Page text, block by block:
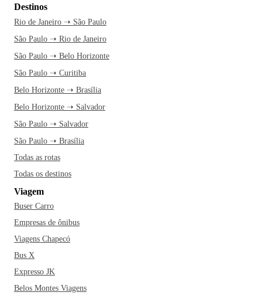
Destinos
Rio de Janeiro ➝ São Paulo
São Paulo ➝ Rio de Janeiro
São Paulo ➝ Belo Horizonte
São Paulo ➝ Curitiba
Belo Horizonte ➝ Brasília
Belo Horizonte ➝ Salvador
São Paulo ➝ Salvador
São Paulo ➝ Brasília
Todas as rotas
Todas os destinos
Viagem
Buser Carro
Empresas de ônibus
Viagens Chapecó
Bus X
Expresso JK
Belos Montes Viagens